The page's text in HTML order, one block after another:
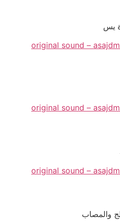
يس
♬ original sound –
♬ original sound –
♬ original sound –
والمصاب